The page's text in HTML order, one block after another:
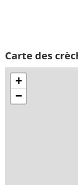
Carte des
+
−